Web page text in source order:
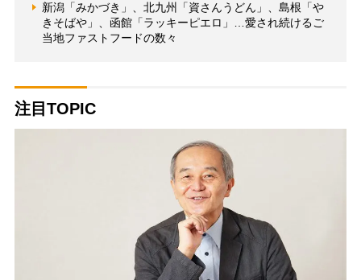
新潟「みかづき」、北九州「資さんうどん」、島根「や
きそばや」、函館「ラッキーピエロ」…愛され続けるご
当地ファストフードの数々
注目TOPIC